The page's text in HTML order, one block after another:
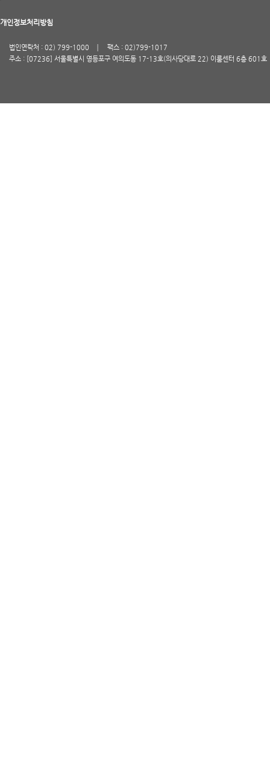
개인정보처리방침
법인연락처 : 02) 799-1000
팩스 : 02)799-1017
주소 : [07236] 서울특별시 영등포구 여의도동 17-13호(의사당대로 22) 이룸센터 6층 601호